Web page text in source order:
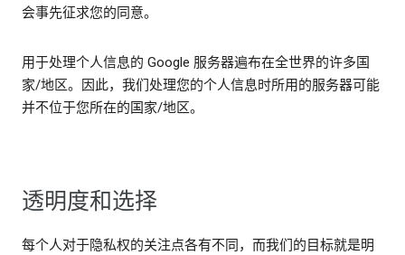
会事先征求您的同意。
用于处理个人信息的 Google 服务器遍布在全世界的许多国
家/地区。因此，我们处理您的个人信息时所用的服务器可能
并不位于您所在的国家/地区。
透明度和选择
每个人对于隐私权的关注点各有不同，而我们的目标就是明